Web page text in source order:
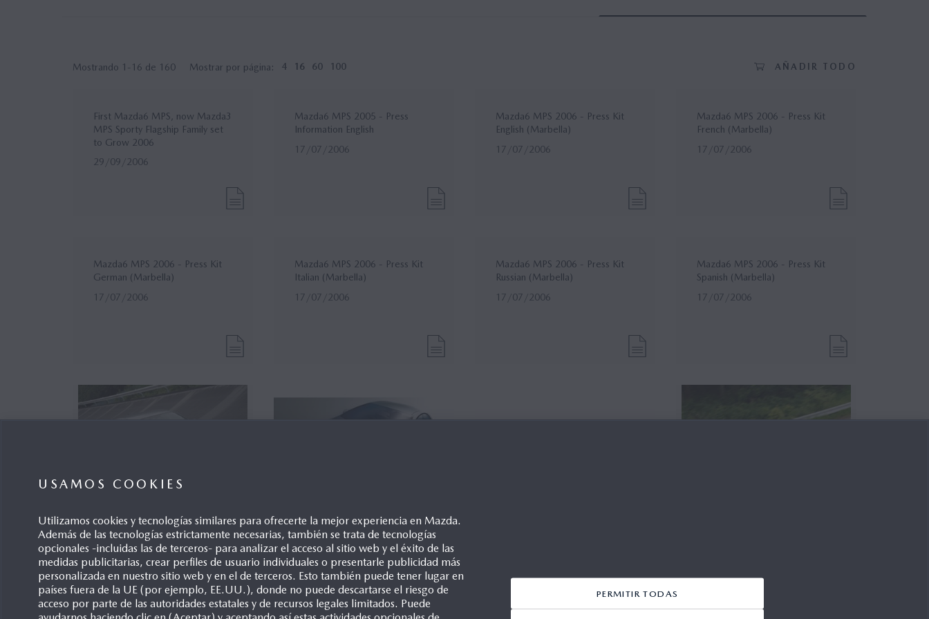
Mostrando 1-16 de 160 Mostrar por página: 4 16 60 100 AÑADIR TODO
First Mazda6 MPS, now Mazda3
MPS Sporty Flagship Family set
to Grow 2006
29/09/2006
Mazda6 MPS 2005 - Press
Information English
17/07/2006
Mazda6 MPS 2006 - Press Kit
English (Marbella)
17/07/2006
Mazda6 MPS 2006 - Press Kit
French (Marbella)
17/07/2006
Mazda6 MPS 2006 - Press Kit
German (Marbella)
17/07/2006
Mazda6 MPS 2006 - Press Kit
Italian (Marbella)
17/07/2006
Mazda6 MPS 2006 - Press Kit
Russian (Marbella)
17/07/2006
Mazda6 MPS 2006 - Press Kit
Spanish (Marbella)
17/07/2006
USAMOS COOKIES
Utilizamos cookies y tecnologías similares para ofrecerte la mejor experiencia en Mazda.
Además de las tecnologías estrictamente necesarias, también se trata de tecnologías
opcionales -incluidas las de terceros- para analizar el acceso al sitio web y el éxito de las
medidas publicitarias, crear perfiles de usuario individuales o presentarle publicidad más
personalizada en nuestro sitio web y en el de terceros. Esto también puede tener lugar en
países fuera de la UE (por ejemplo, EE.UU.), donde no puede descartarse el riesgo de
acceso por parte de las autoridades estatales y de recursos legales limitados. Puede
PERMITIR TODAS